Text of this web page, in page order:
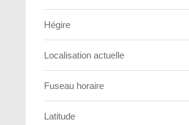
Hégire
Localisation actuelle
Fuseau horaire
Latitude